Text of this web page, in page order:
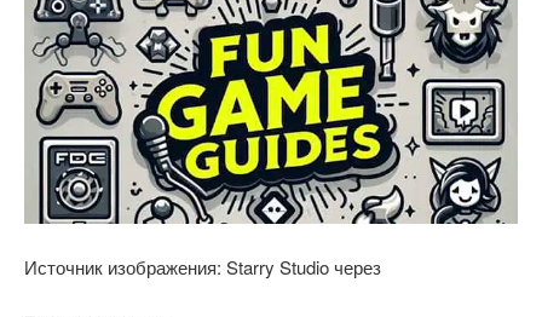
Источник изображения: Starry Studio через